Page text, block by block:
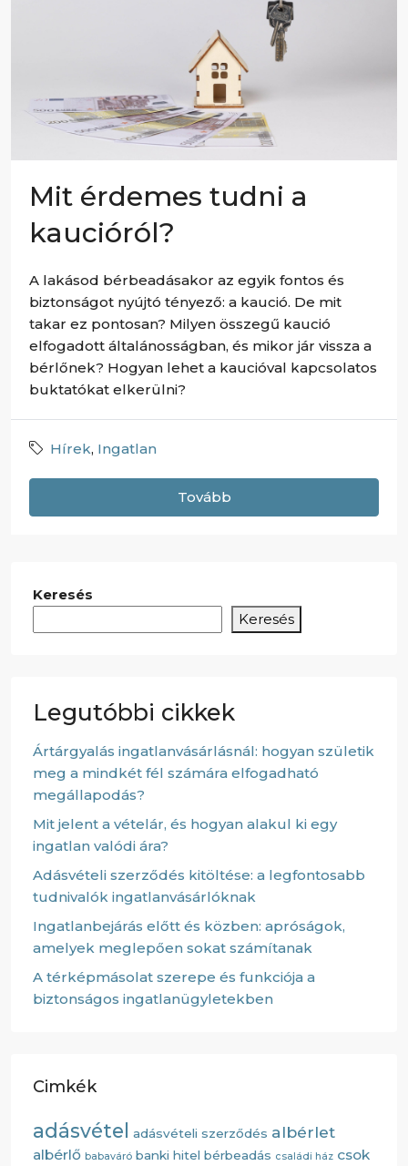
Mit érdemes tudni a
kaucióról?
A lakásod bérbeadásakor az egyik fontos és
biztonságot nyújtó tényező: a kaució. De mit
takar ez pontosan? Milyen összegű kaució
elfogadott általánosságban, és mikor jár vissza a
bérlőnek? Hogyan lehet a kaucióval kapcsolatos
buktatókat elkerülni?
Hírek, Ingatlan
Tovább
Keresés
Keresés
Legutóbbi cikkek
Ártárgyalás ingatlanvásárlásnál: hogyan születik
meg a mindkét fél számára elfogadható
megállapodás?
Mit jelent a vételár, és hogyan alakul ki egy
ingatlan valódi ára?
Adásvételi szerződés kitöltése: a legfontosabb
tudnivalók ingatlanvásárlóknak
Ingatlanbejárás előtt és közben: apróságok,
amelyek meglepően sokat számítanak
A térképmásolat szerepe és funkciója a
biztonságos ingatlanügyletekben
Cimkék
adásvétel adásvételi szerződés albérlet
albérlő babaváró banki hitel bérbeadás családi ház csok